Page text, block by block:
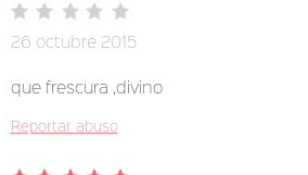
26 octubre 2015
que frescura ,divino
Reportar abuso